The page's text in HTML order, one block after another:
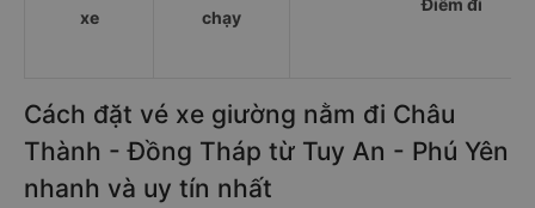
xe
chạy
Điểm đi
Cách đặt vé xe giường nằm đi Châu
Thành - Đồng Tháp từ Tuy An - Phú Yên
nhanh và uy tín nhất